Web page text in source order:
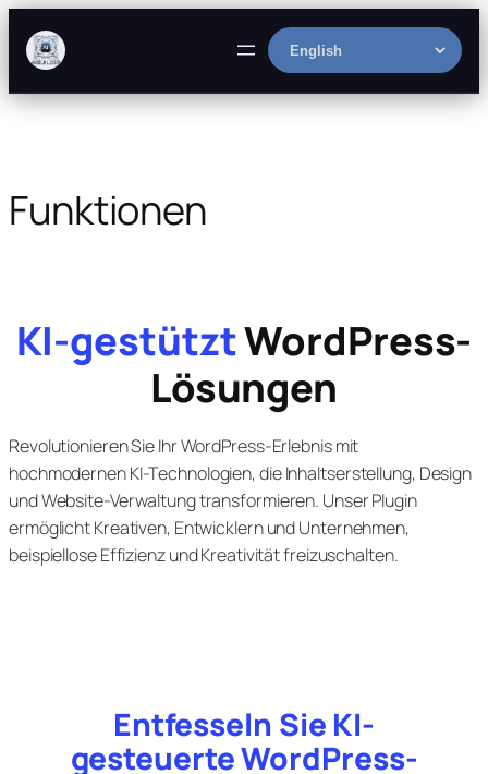
to
content
Select
language
Funktionen
KI-gestütztWordPress-
Lösungen
Revolutionieren Sie Ihr WordPress-Erlebnis mit
hochmodernen KI-Technologien, die Inhaltserstellung, Design
und Website-Verwaltung transformieren. Unser Plugin
ermöglicht Kreativen, Entwicklern und Unternehmen,
beispiellose Effizienz und Kreativität freizuschalten.
Entfesseln Sie KI-
gesteuerte WordPress-